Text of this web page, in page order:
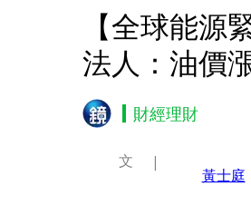
【全球能
法人：油價
財經理財
文
黃士庭